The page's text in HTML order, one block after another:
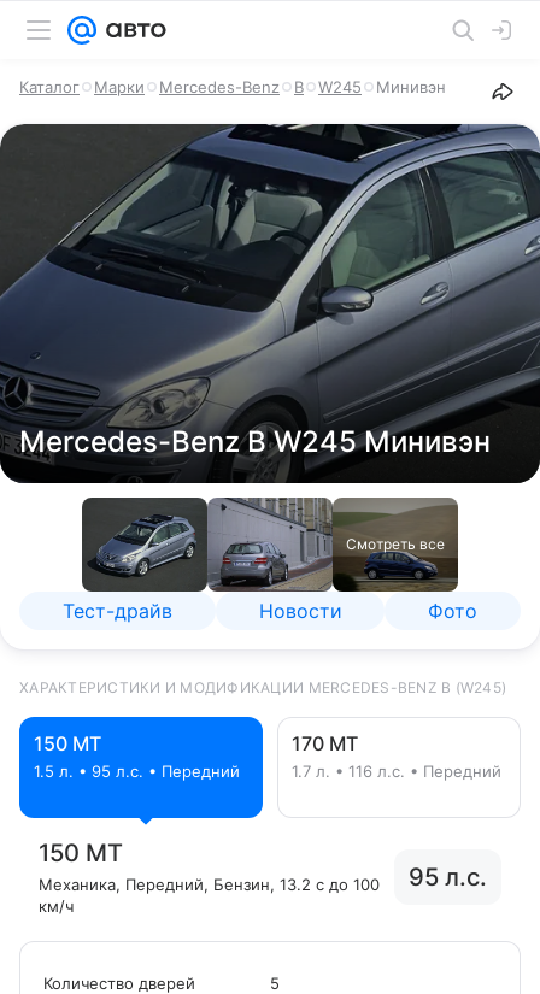
Каталог Марки Mercedes-Benz B W245 Минивэн
Mercedes-Benz B W245 Минивэн
Смотреть все
Тест-драйв Новости Фото
ХАРАКТЕРИСТИКИ И МОДИФИКАЦИИ MERCEDES-BENZ B (W245)
150 MT
1.5 л. • 95 л.с. • Передний
170 MT
1.7 л. • 116 л.с. • Передний
150 MT
Механика, Передний, Бензин, 13.2 с до 100
км/ч
95 л.с.
Количество дверей
5